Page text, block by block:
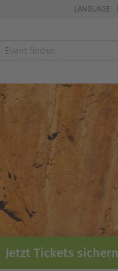
LANGUAGE:
Jetzt Tickets sichern